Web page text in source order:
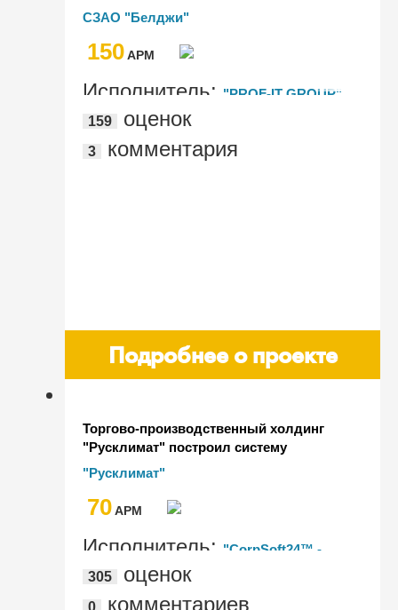
совместного белорусско-китайского
предприятия Белджи: от работы с
заказами до управления
СЗАО "Белджи"
150AРМ
Исполнитель: "PROF-IT GROUP"
159
оценок
3 комментария
Подробнее о проекте
Торгово-производственный холдинг
"Русклимат" построил систему
бюджетного управления и
централизованного казначейства
"Русклимат"
70AРМ
Исполнитель: "CorpSoft24™ -
корпоративные ИТ-сервисы"
305 оценок
0 комментариев